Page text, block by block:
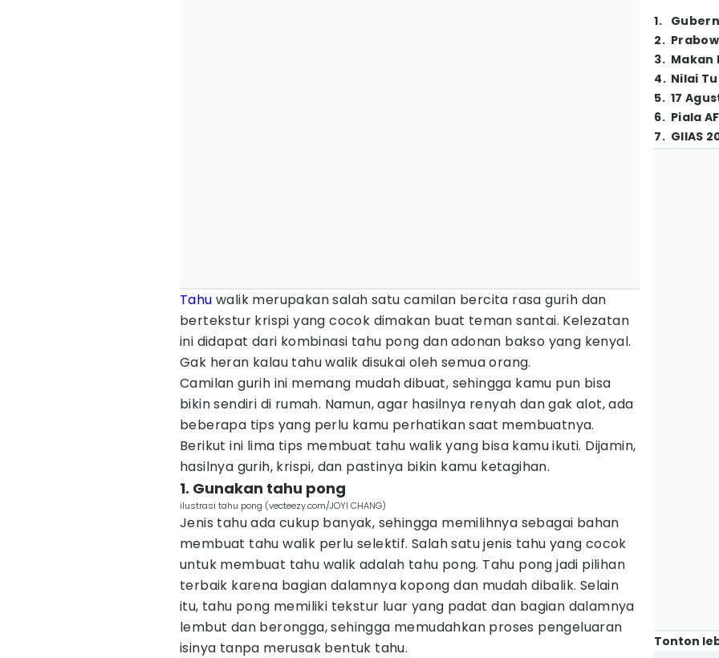
Tahu walik merupakan salah satu camilan bercita rasa gurih dan
bertekstur krispi yang cocok dimakan buat teman santai. Kelezatan
ini didapat dari kombinasi tahu pong dan adonan bakso yang kenyal.
Gak heran kalau tahu walik disukai oleh semua orang.
Camilan gurih ini memang mudah dibuat, sehingga kamu pun bisa
bikin sendiri di rumah. Namun, agar hasilnya renyah dan gak alot, ada
beberapa tips yang perlu kamu perhatikan saat membuatnya.
Berikut ini lima tips membuat tahu walik yang bisa kamu ikuti. Dijamin,
hasilnya gurih, krispi, dan pastinya bikin kamu ketagihan.
1. Gunakan tahu pong
ilustrasi tahu pong (vecteezy.com/JOYI CHANG)
Jenis tahu ada cukup banyak, sehingga memilihnya sebagai bahan
membuat tahu walik perlu selektif. Salah satu jenis tahu yang cocok
untuk membuat tahu walik adalah tahu pong. Tahu pong jadi pilihan
terbaik karena bagian dalamnya kopong dan mudah dibalik. Selain
itu, tahu pong memiliki tekstur luar yang padat dan bagian dalamnya
lembut dan berongga, sehingga memudahkan proses pengeluaran
isinya tanpa merusak bentuk tahu.
1.
2.
3. Makan
4. Nilai
5. 17
6. Piala
7. GIIAS
Tonton